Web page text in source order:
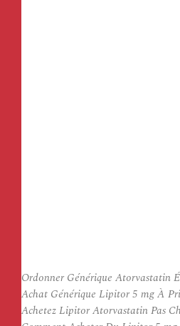
Ordonner Générique Atorvastatin
Achat Générique Lipitor 5 mg À
Achetez Lipitor Atorvastatin Pas